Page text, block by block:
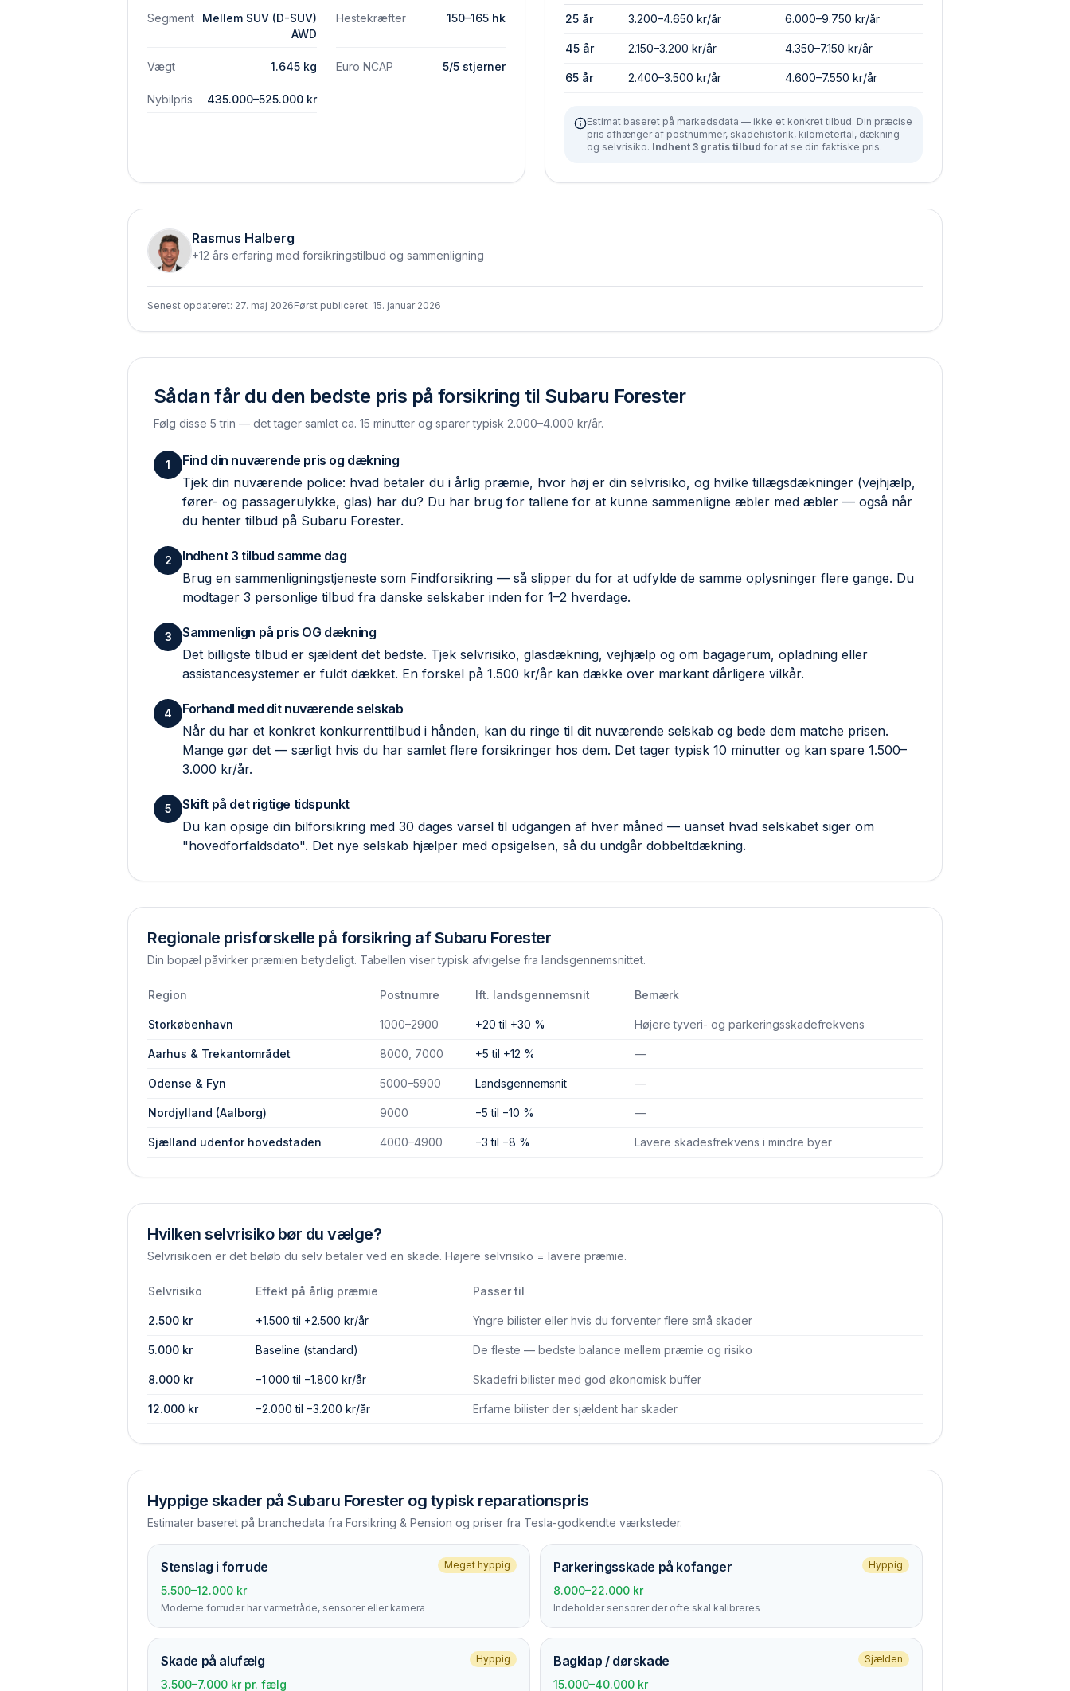
Segment
Mellem SUV (D-SUV)
AWD
Hestekræfter 150–165 hk
Vægt 1.645 kg Euro NCAP 5/5 stjerner
Nybilpris 435.000–525.000 kr
25 år 3.200–4.650 kr/år 6.000–9.750 kr/år
45 år 2.150–3.200 kr/år 4.350–7.150 kr/år
65 år 2.400–3.500 kr/år 4.600–7.550 kr/år
Estimat baseret på markedsdata — ikke et konkret tilbud. Din præcise
pris afhænger af postnummer, skadehistorik, kilometertal, dækning
og selvrisiko. Indhent 3 gratis tilbud for at se din faktiske pris.
Rasmus Halberg
+12 års erfaring med forsikringstilbud og sammenligning
Senest opdateret: 27. maj 2026Først publiceret: 15. januar 2026
Sådan får du den bedste pris på forsikring til Subaru Forester
Følg disse 5 trin — det tager samlet ca. 15 minutter og sparer typisk 2.000–4.000 kr/år.
1
Find din nuværende pris og dækning
Tjek din nuværende police: hvad betaler du i årlig præmie, hvor høj er din selvrisiko, og hvilke tillægs­dækninger (vejhjælp,
fører- og passagerulykke, glas) har du? Du har brug for tallene for at kunne sammenligne æbler med æbler — også når
du henter tilbud på Subaru Forester.
2
Indhent 3 tilbud samme dag
Brug en sammenlignings­tjeneste som Findforsikring — så slipper du for at udfylde de samme oplysninger flere gange. Du
modtager 3 personlige tilbud fra danske selskaber inden for 1–2 hverdage.
3
Sammenlign på pris OG dækning
Det billigste tilbud er sjældent det bedste. Tjek selvrisiko, glas­dækning, vejhjælp og om bagagerum, opladning eller
assistance­systemer er fuldt dækket. En forskel på 1.500 kr/år kan dække over markant dårligere vilkår.
4
Forhandl med dit nuværende selskab
Når du har et konkret konkurrent­tilbud i hånden, kan du ringe til dit nuværende selskab og bede dem matche prisen.
Mange gør det — særligt hvis du har samlet flere forsikringer hos dem. Det tager typisk 10 minutter og kan spare 1.500–
3.000 kr/år.
5
Skift på det rigtige tidspunkt
Du kan opsige din bilforsikring med 30 dages varsel til udgangen af hver måned — uanset hvad selskabet siger om
"hovedforfaldsdato". Det nye selskab hjælper med opsigelsen, så du undgår dobbelt­dækning.
Regionale prisforskelle på forsikring afSubaru Forester
Din bopæl påvirker præmien betydeligt. Tabellen viser typisk afvigelse fra landsgennemsnittet.
Region Postnumre Ift. landsgennemsnit Bemærk
Storkøbenhavn 1000–2900 +20 til +30 % Højere tyveri- og parkerings­skadefrekvens
Aarhus & Trekantområdet 8000, 7000 +5 til +12 % —
Odense & Fyn 5000–5900 Landsgennemsnit —
Nordjylland (Aalborg) 9000 −5 til −10 % —
Sjælland udenfor hovedstaden 4000–4900 −3 til −8 % Lavere skades­frekvens i mindre byer
Hvilken selvrisiko bør du vælge?
Selvrisikoen er det beløb du selv betaler ved en skade. Højere selvrisiko = lavere præmie.
Selvrisiko Effekt på årlig præmie Passer til
2.500 kr +1.500 til +2.500 kr/år Yngre bilister eller hvis du forventer flere små skader
5.000 kr Baseline (standard) De fleste — bedste balance mellem præmie og risiko
8.000 kr −1.000 til −1.800 kr/år Skadefri bilister med god økonomisk buffer
12.000 kr −2.000 til −3.200 kr/år Erfarne bilister der sjældent har skader
Hyppige skader på Subaru Forester og typisk reparationspris
Estimater baseret på branchedata fra Forsikring & Pension og priser fra Tesla-godkendte værksteder.
Stenslag i forrude Meget hyppig
5.500–12.000 kr
Moderne forruder har varmetråde, sensorer eller kamera
Parkerings­skade på kofanger Hyppig
8.000–22.000 kr
Indeholder sensorer der ofte skal kalibreres
Skade på alufælg Hyppig
3.500–7.000 kr pr. fælg
Bagklap / dørskade Sjælden
15.000–40.000 kr